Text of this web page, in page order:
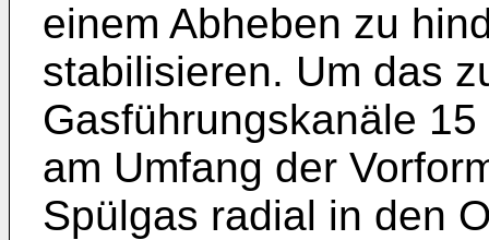
einem Abheben zu
stabilisieren. Um das
Gasführungskanäle
am Umfang der
Spülgas radial in den